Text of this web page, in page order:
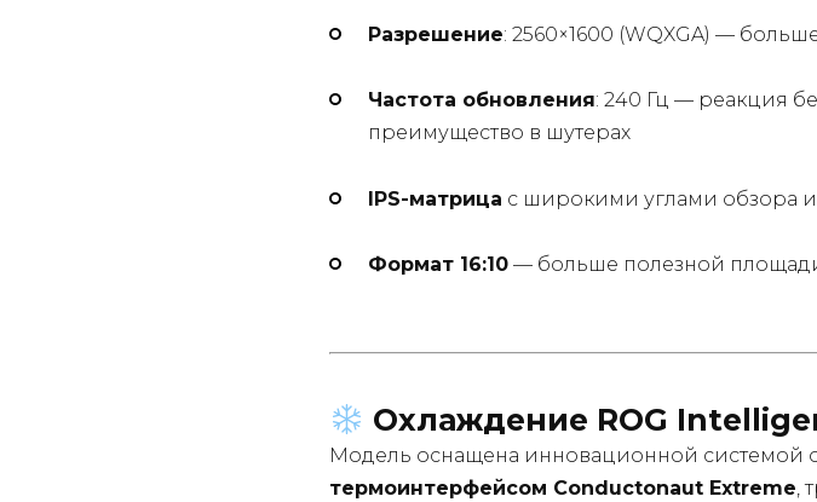
Разрешение: 2560×1600 (WQXGA) —
Частота обновления: 240 Гц — реакция
преимущество в шутерах
IPS-матрица с широкими углами обзора
Формат 16:10 — больше полезной
Охлаждение ROG
Модель оснащена инновационной системой
термоинтерфейсом Conductonaut Extreme,